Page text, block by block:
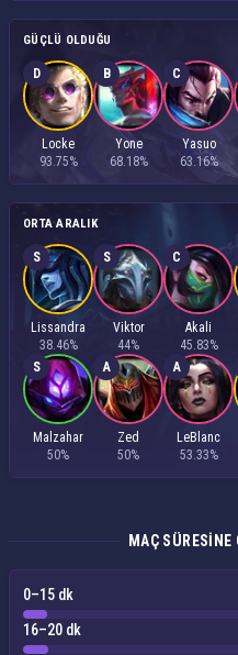
GÜÇLÜ OLDUĞU
D
Locke
93.75%
B
Yone
68.18%
C
Yasuo
63.16%
ORTA ARALIK
S
Lissandra
38.46%
S
Viktor
44%
C
Akali
45.83%
S
Malzahar
50%
A
Zed
50%
A
LeBlanc
53.33%
MAÇ SÜRESINE
0–15 dk
16–20 dk